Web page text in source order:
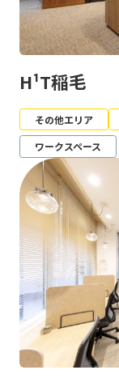
H¹T稲毛
その他エリア
ワークスペース